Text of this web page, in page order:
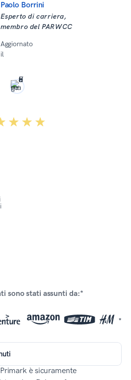
Paolo Borrini
Esperto di carriera,
membro del PARWCC
Aggiornato
il
sono stati assunti da:*
*
è sicuramente